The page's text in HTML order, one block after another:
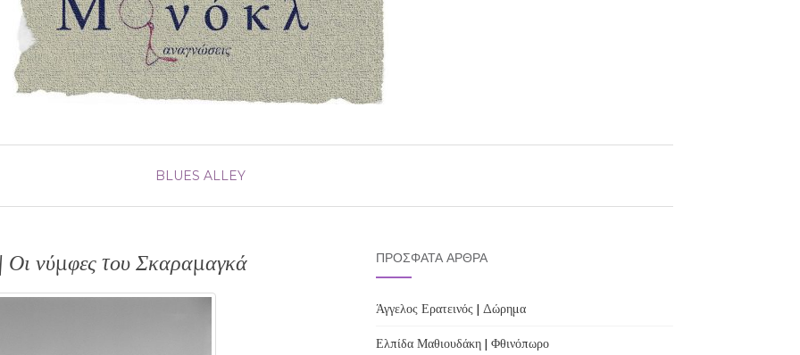
BLUES ALLEY
νύμφες του Σκαραμαγκά ΠΡΌΣΦΑΤΑ ΆΡΘΡΑ
Άγγελος Ερατεινός | Δώρημα
Ελπίδα Μαθιουδάκη | Φθινόπωρο